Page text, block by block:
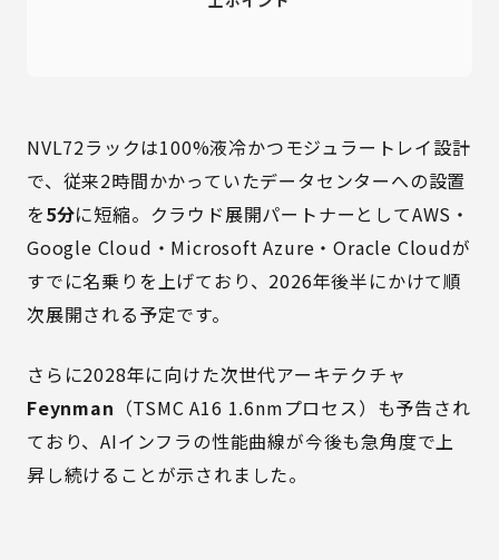
NVL72ラックは100%液冷かつモジュラートレイ設計
で、従来2時間かかっていたデータセンターへの設置
を5分に短縮。クラウド展開パートナーとしてAWS・
Google Cloud・Microsoft Azure・Oracle Cloudが
すでに名乗りを上げており、2026年後半にかけて順
次展開される予定です。
さらに2028年に向けた次世代アーキテクチャ
Feynman （TSMC A16 1.6nmプロセス）も予告され
ており、AIインフラの性能曲線が今後も急角度で上
昇し続けることが示されました。